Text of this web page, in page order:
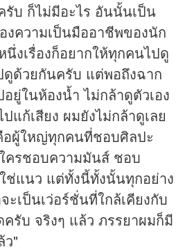
รับ ก็ไม่มีอะไร อันนั้นเป็น
งความเป็นมืออาชีพของนัก
งเรื่องก็อยากให้ทุกคนไปดู
ดูด้วยกันครับ แต่พอถึงฉาก
ยู่ในห้องน้ำ ไม่กล้าดูตัวเอง
แก้เสียง ผมยังไม่กล้าดูเลย
ผู้ใหญ่ทุกคนที่ชอบศิลปะ
ครชอบความมันส์ ชอบ
ช่แนว แต่ทั้งนี้ทั้งนั้นทุกอย่าง
เป็นเว่อร์ชั่นที่ใกล้เคียงกับ
รับ จริงๆ แล้ว ภรรยาผมก็มี
ว"